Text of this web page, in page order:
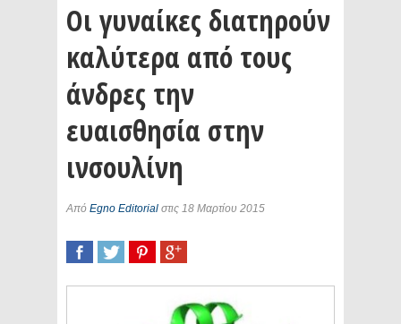
Οι γυναίκες διατηρούν
καλύτερα από τους
άνδρες την
ευαισθησία στην
ινσουλίνη
Από Egno Editorial στις 18 Μαρτίου 2015